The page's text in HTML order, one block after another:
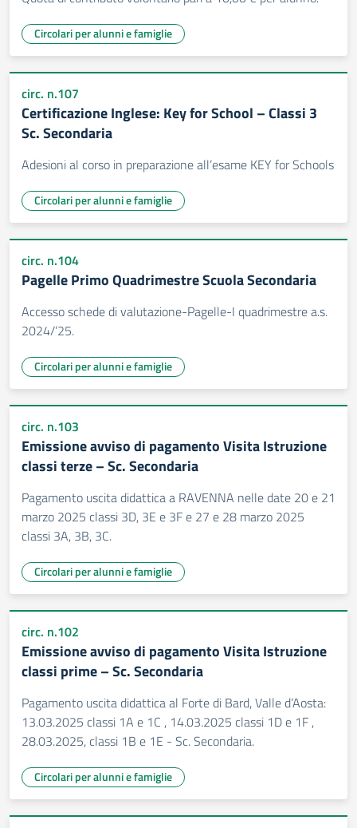
Circolari per alunni e famiglie
circ. n.107
Certificazione Inglese: Key for School – Classi 3
Sc. Secondaria
Adesioni al corso in preparazione all’esame KEY for Schools
Circolari per alunni e famiglie
circ. n.104
Pagelle Primo Quadrimestre Scuola Secondaria
Accesso schede di valutazione-Pagelle-I quadrimestre a.s.
2024/’25.
Circolari per alunni e famiglie
circ. n.103
Emissione avviso di pagamento Visita Istruzione
classi terze – Sc. Secondaria
Pagamento uscita didattica a RAVENNA nelle date 20 e 21
marzo 2025 classi 3D, 3E e 3F e 27 e 28 marzo 2025
classi 3A, 3B, 3C.
Circolari per alunni e famiglie
circ. n.102
Emissione avviso di pagamento Visita Istruzione
classi prime – Sc. Secondaria
Pagamento uscita didattica al Forte di Bard, Valle d’Aosta:
13.03.2025 classi 1A e 1C , 14.03.2025 classi 1D e 1F ,
28.03.2025, classi 1B e 1E - Sc. Secondaria.
Circolari per alunni e famiglie